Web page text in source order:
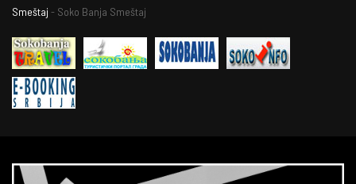
Smeštaj - Soko Banja Smeštaj